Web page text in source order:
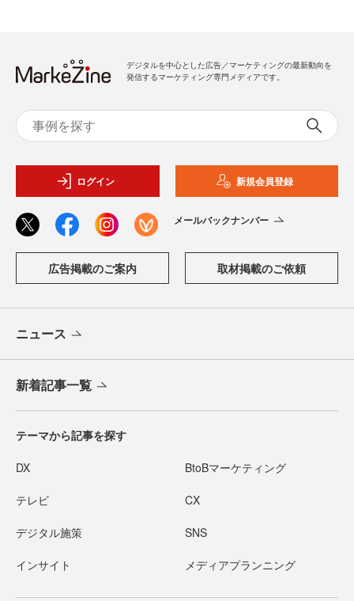
デジタルを中心とした広告／マーケティングの最新動向を
発信するマーケティング専門メディアです。
ログイン 新規会員登録
メールバックナンバー
広告掲載のご案内 取材掲載のご依頼
ニュース
新着記事一覧
テーマから記事を探す
DX BtoBマーケティング
テレビ CX
デジタル施策 SNS
インサイト メディアプランニング